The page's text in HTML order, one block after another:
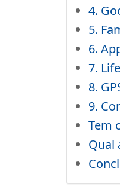
4.
5.
6.
7.
8.
9.
Tem
Qual